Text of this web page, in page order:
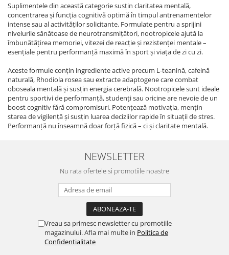
Suplimentele din această categorie susțin claritatea mentală,
concentrarea și funcția cognitivă optimă în timpul antrenamentelor
intense sau al activităților solicitante. Formulate pentru a sprijini
nivelurile sănătoase de neurotransmițători, nootropicele ajută la
îmbunătățirea memoriei, vitezei de reacție și rezistenței mentale –
esențiale pentru performanță maximă în sport și viața de zi cu zi.
Aceste formule conțin ingrediente active precum L-teanină, cafeină
naturală, Rhodiola rosea sau extracte adaptogene care combat
oboseala mentală și susțin energia cerebrală. Nootropicele sunt ideale
pentru sportivi de performanță, studenți sau oricine are nevoie de un
boost cognitiv fără compromisuri. Potențează motivația, mențin
starea de vigilență și susțin luarea deciziilor rapide în situații de stres.
Performanță nu înseamnă doar forță fizică – ci și claritate mentală.
NEWSLETTER
Nu rata ofertele si promotiile noastre
Vreau sa primesc newsletter cu promotiile
magazinului. Afla mai multe in Politica de
Confidentialitate